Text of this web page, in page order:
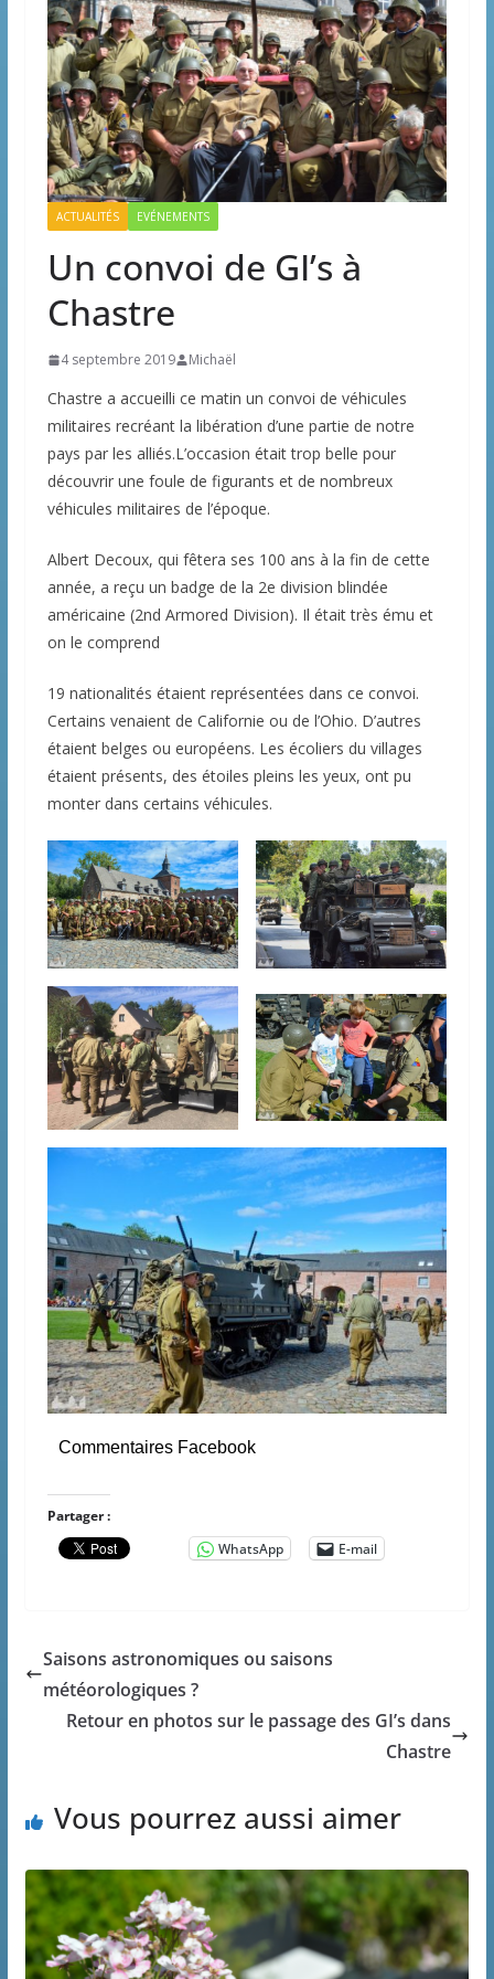
ACTUALITÉS EVÉNEMENTS
Un convoi de GI’s à
Chastre
4 septembre 2019 Michaël
Chastre a accueilli ce matin un convoi de véhicules
militaires recréant la libération d’une partie de notre
pays par les alliés.L’occasion était trop belle pour
découvrir une foule de figurants et de nombreux
véhicules militaires de l’époque.
Albert Decoux, qui fêtera ses 100 ans à la fin de cette
année, a reçu un badge de la 2e division blindée
américaine (2nd Armored Division). Il était très ému et
on le comprend
19 nationalités étaient représentées dans ce convoi.
Certains venaient de Californie ou de l’Ohio. D’autres
étaient belges ou européens. Les écoliers du villages
étaient présents, des étoiles pleins les yeux, ont pu
monter dans certains véhicules.
Commentaires Facebook
Partager :
WhatsApp
E-mail
Saisons astronomiques ou saisons
météorologiques ?
Retour en photos sur le passage des GI’s dans
Chastre
Vous pourrez aussi aimer